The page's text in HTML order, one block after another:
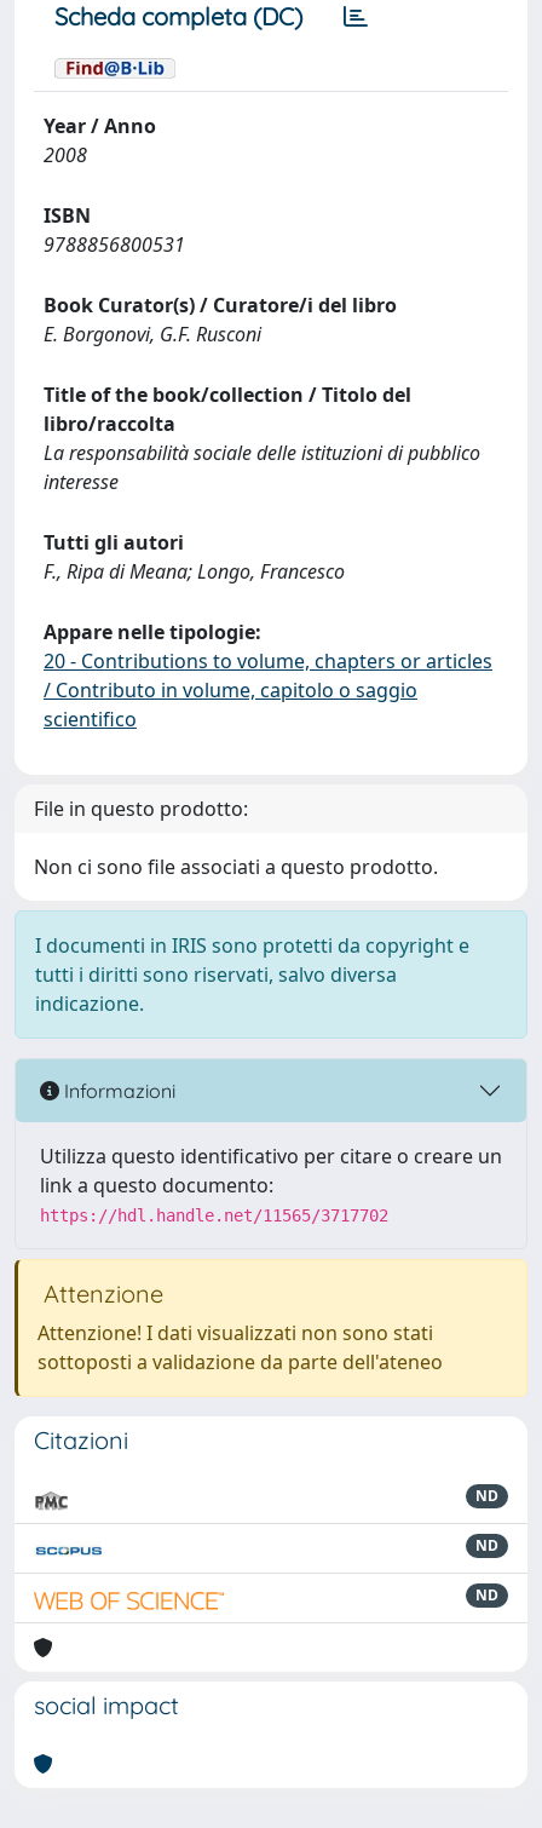
Scheda completa (DC)
Year / Anno
2008
ISBN
9788856800531
Book Curator(s) / Curatore/i del libro
E. Borgonovi, G.F. Rusconi
Title of the book/collection / Titolo del
libro/raccolta
La responsabilità sociale delle istituzioni di pubblico
interesse
Tutti gli autori
F., Ripa di Meana; Longo, Francesco
Appare nelle tipologie:
20 - Contributions to volume, chapters or articles
/ Contributo in volume, capitolo o saggio
scientifico
File in questo prodotto:
Non ci sono file associati a questo prodotto.
I documenti in IRIS sono protetti da copyright e
tutti i diritti sono riservati, salvo diversa
indicazione.
Informazioni
Utilizza questo identificativo per citare o creare un
link a questo documento:
https://hdl.handle.net/11565/3717702
Attenzione
Attenzione! I dati visualizzati non sono stati
sottoposti a validazione da parte dell'ateneo
Citazioni
ND
ND
ND
social impact